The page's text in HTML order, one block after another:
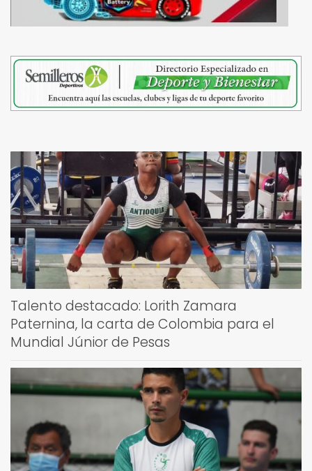
Talento destacado: Lorith Zamara
Paternina, la carta de Colombia para el
Mundial Júnior de Pesas